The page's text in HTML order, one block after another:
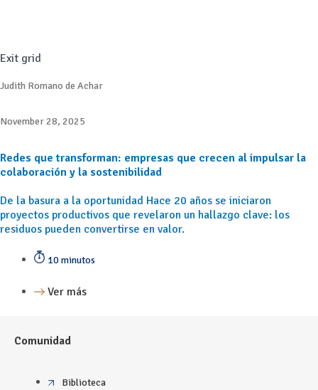
Exit grid
Judith Romano de Achar
November 28, 2025
Redes que transforman: empresas que crecen al impulsar la
colaboración y la sostenibilidad
De la basura a la oportunidad Hace 20 años se iniciaron
proyectos productivos que revelaron un hallazgo clave: los
residuos pueden convertirse en valor.
10 minutos
Ver más
Comunidad
Biblioteca